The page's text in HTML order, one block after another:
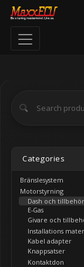
Categories
Bränslesystem
Motorstyrning
Dash och tillbehör
E-Gas
Givare och
Installations
Kabel adapter
Knappsatser
Kontaktdon